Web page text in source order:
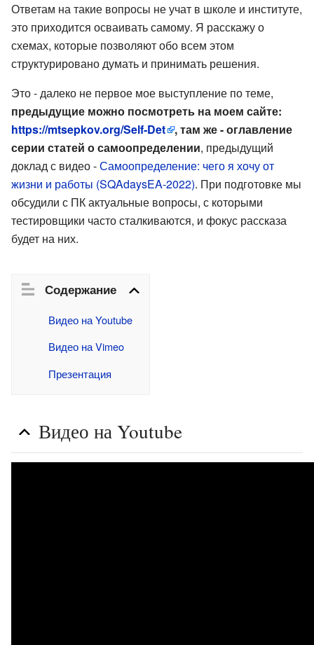
Ответам на такие вопросы не учат в школе и институте,
это приходится осваивать самому. Я расскажу о
схемах, которые позволяют обо всем этом
структурировано думать и принимать решения.
Это - далеко не первое мое выступление по теме,
предыдущие можно посмотреть на моем сайте:
https://mtsepkov.org/Self-Det
, там же - оглавление
серии статей о самоопределении, предыдущий
доклад с видео -Самоопределение: чего я хочу от
жизни и работы (SQAdaysEA-2022). При подготовке мы
обсудили с ПК актуальные вопросы, с которыми
тестировщики часто сталкиваются, и фокус рассказа
будет на них.
Содержание
Видео на Youtube
Видео на Vimeo
Презентация
Видео на Youtube